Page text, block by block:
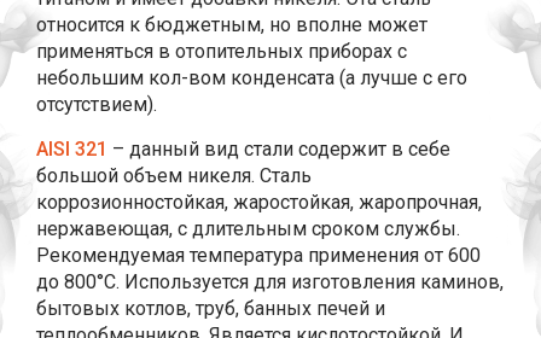
относится к бюджетным, но вполне может
применяться в отопительных приборах с
небольшим кол-вом конденсата (а лучше с его
отсутствием).
AISI 321 – данный вид стали содержит в себе
большой объем никеля. Сталь
коррозионностойкая, жаростойкая, жаропрочная,
нержавеющая, с длительным сроком службы.
Рекомендуемая температура применения от 600
до 800°С. Используется для изготовления каминов,
бытовых котлов, труб, банных печей и